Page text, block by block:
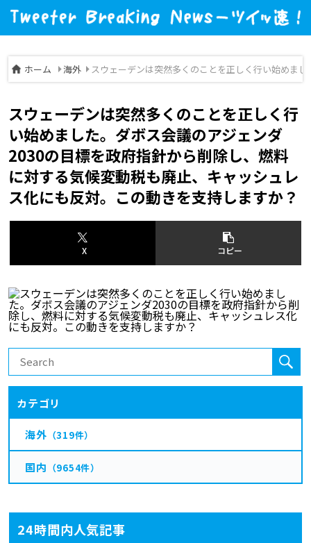
ホーム 海外 スウェーデンは突然多くのことを正しく行い始めま
24時間内人気記事
スウェーデンは突然多くのことを正しく行
い始めました。ダボス会議のアジェンダ
2030の目標を政府指針から削除し、燃料
に対する気候変動税も廃止、キャッシュレ
ス化にも反対。この動きを支持しますか？
X コピー
カテゴリ
海外 （319件）
国内 （9654件）